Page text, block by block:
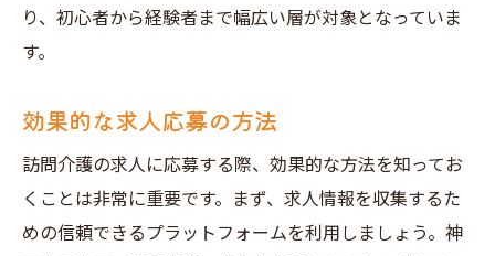
専門資格の取得方法
キャリアカウンセリングの活用
長期的な目標設定の仕方
神戸市兵庫区で訪問介護求人に応募するメリッ
ト
り、初心者から経験者まで幅広い層が対象となっていま
す。
効果的な求人応募の方法
訪問介護の求人に応募する際、効果的な方法を知ってお
くことは非常に重要です。まず、求人情報を収集するた
めの信頼できるプラットフォームを利用しましょう。神